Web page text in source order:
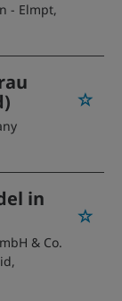
- Elmpt,
in
& Co.